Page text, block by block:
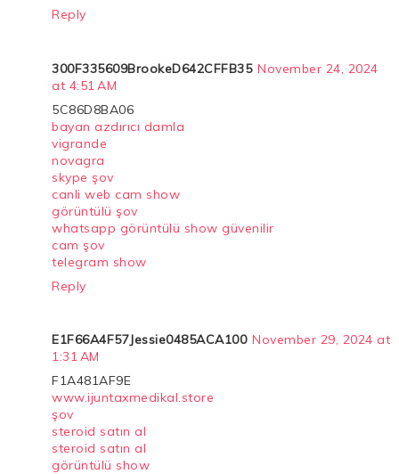
Reply
300F335609BrookeD642CFFB35 November 24, 2024
at 4:51 AM
5C86D8BA06
bayan azdırıcı damla
vigrande
novagra
skype şov
canli web cam show
görüntülü şov
whatsapp görüntülü show güvenilir
cam şov
telegram show
Reply
E1F66A4F57Jessie0485ACA100 November 29, 2024 at
1:31 AM
F1A481AF9E
www.ijuntaxmedikal.store
şov
steroid satın al
steroid satın al
görüntülü show